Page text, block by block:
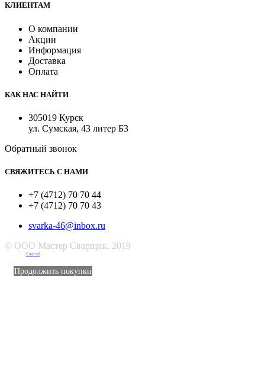
КЛИЕНТАМ
О компании
Акции
Информация
Доставка
Оплата
КАК НАС НАЙТИ
305019 Курск
ул. Сумская, 43 литер Б3
Обратный звонок
СВЯЖИТЕСЬ С НАМИ
+7 (4712) 70 70 44
+7 (4712) 70 70 43
svarka-46@inbox.ru
© ООО Мастер Сварщик, 2019
Catcod
Продолжить покупки